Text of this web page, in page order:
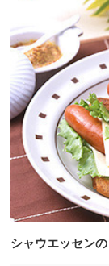
シャウエッセン